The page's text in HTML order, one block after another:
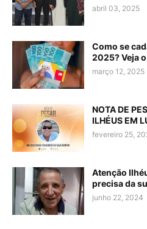
abril 03, 2025
Como se
2025? Veja
março 12, 2025
NOTA DE
ILHÉUS EM
fevereiro 25,
Atenção
precisa da
junho 22, 2024